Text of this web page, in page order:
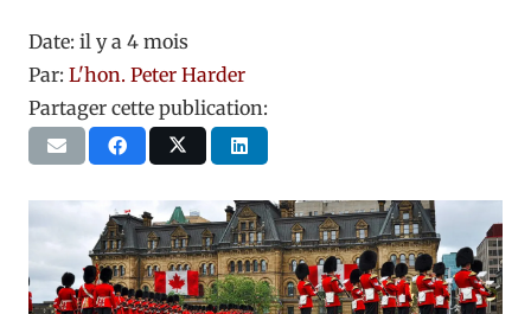
Date: il y a 4 mois
Par: L'hon. Peter Harder
Partager cette publication: